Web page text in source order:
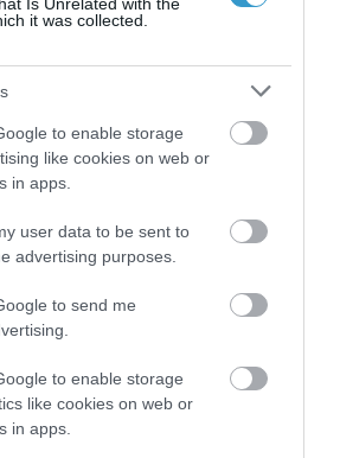
it was collected.
to enable storage
like cookies on web or
in apps.
user data to be sent to
advertising purposes.
to send me
to enable storage
like cookies on web or
in apps.
on 09 Ιούν 2026
δεν πρέπει να το